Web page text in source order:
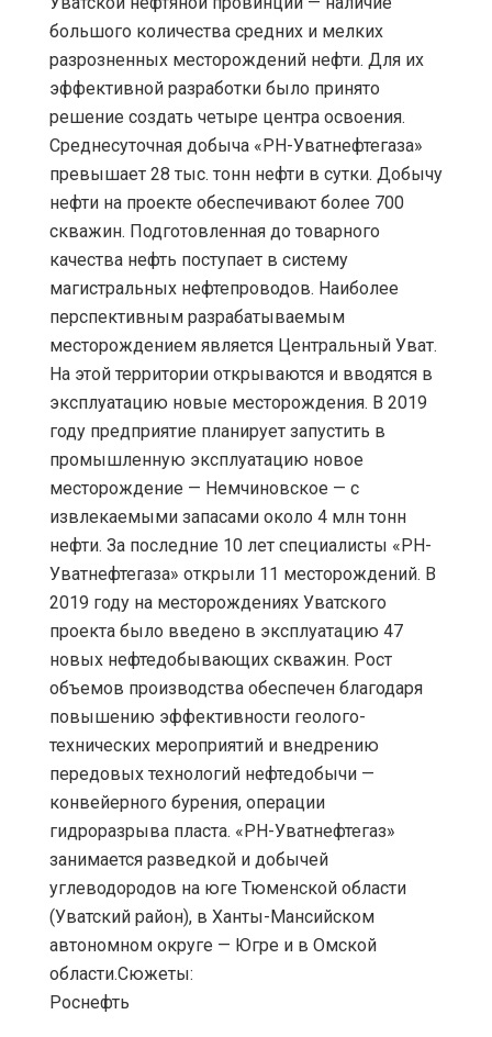
большого количества средних и мелких
разрозненных месторождений нефти. Для их
эффективной разработки было принято
решение создать четыре центра освоения.
Среднесуточная добыча «РН-Уватнефтегаза»
превышает 28 тыс. тонн нефти в сутки. Добычу
нефти на проекте обеспечивают более 700
скважин. Подготовленная до товарного
качества нефть поступает в систему
магистральных нефтепроводов. Наиболее
перспективным разрабатываемым
месторождением является Центральный Уват.
На этой территории открываются и вводятся в
эксплуатацию новые месторождения. В 2019
году предприятие планирует запустить в
промышленную эксплуатацию новое
месторождение — Немчиновское — с
извлекаемыми запасами около 4 млн тонн
нефти. За последние 10 лет специалисты «РН-
Уватнефтегаза» открыли 11 месторождений. В
2019 году на месторождениях Уватского
проекта было введено в эксплуатацию 47
новых нефтедобывающих скважин. Рост
объемов производства обеспечен благодаря
повышению эффективности геолого-
технических мероприятий и внедрению
передовых технологий нефтедобычи —
конвейерного бурения, операции
гидроразрыва пласта. «РН-Уватнефтегаз»
занимается разведкой и добычей
углеводородов на юге Тюменской области
(Уватский район), в Ханты-Мансийском
автономном округе — Югре и в Омской
области.Сюжеты:
Роснефть